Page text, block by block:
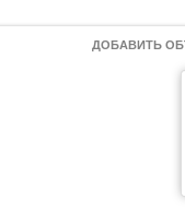
ДОБАВИТЬ